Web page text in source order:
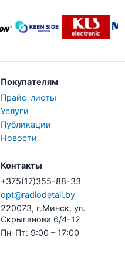
Покупателям
Прайс-листы
Услуги
Публикации
Новости
Контакты
+375(17)355-88-33
opt@radiodetali.by
220073, г.Минск, ул.
Скрыганова 6/4-12
Пн-Пт: 9:00 – 17:00